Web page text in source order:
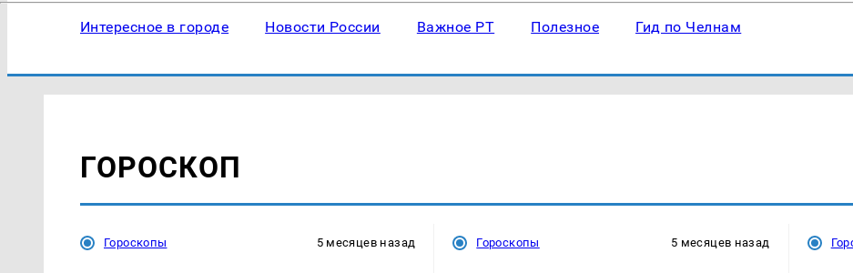
Интересное в городе Новости России Важное РТ Полезное Гид по Челнам
ГОРОСКОП
Гороскопы 5 месяцев назад Гороскопы 5 месяцев назад